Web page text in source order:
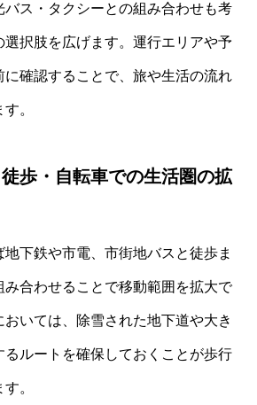
バス・タクシーとの組み合わせも考
選択肢を広げます。運行エリアや予
に確認することで、旅や生活の流れ
。
歩・自転車での生活圏の拡
下鉄や市電、市街地バスと徒歩ま
み合わせることで移動範囲を拡大で
おいては、除雪された地下道や大き
るルートを確保しておくことが歩行
。